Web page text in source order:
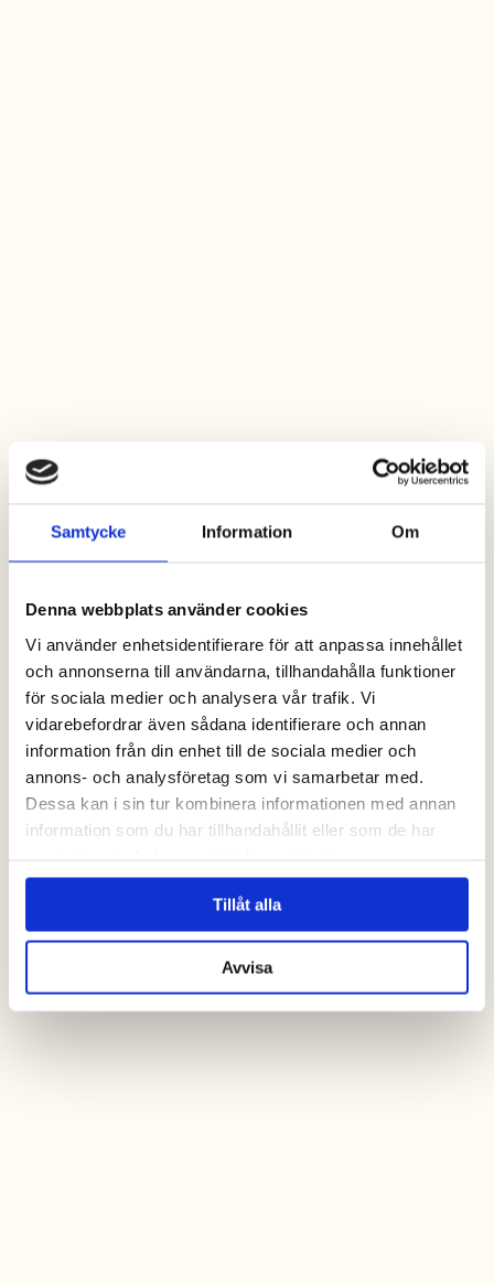
Samtycke Information Om
Denna webbplats använder cookies
Vi använder enhetsidentifierare för att anpassa innehållet
och annonserna till användarna, tillhandahålla funktioner
för sociala medier och analysera vår trafik. Vi
vidarebefordrar även sådana identifierare och annan
information från din enhet till de sociala medier och
annons- och analysföretag som vi samarbetar med.
Dessa kan i sin tur kombinera informationen med annan
information som du har tillhandahållit eller som de har
Tillåt alla
Avvisa